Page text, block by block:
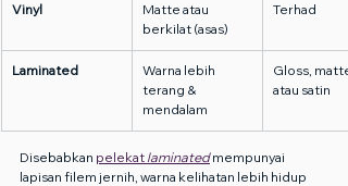
Vinyl
Matte atau
berkilat (asas)
Terhad
Laminated
Warna lebih
terang &
mendalam
Gloss,
atau satin
Disebabkan pelekat laminated mempunyai
lapisan filem jernih, warna kelihatan lebih hidup